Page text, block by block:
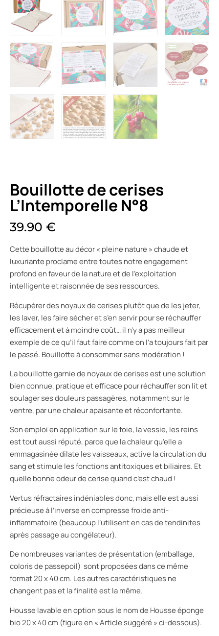
Bouillotte de cerises
L’Intemporelle N°8
39.90 €
Cette bouillotte au décor « pleine nature » chaude et
luxuriante proclame entre toutes notre engagement
profond en faveur de la nature et de l’exploitation
intelligente et raisonnée de ses ressources.
Récupérer des noyaux de cerises plutôt que de les jeter,
les laver, les faire sécher et s’en servir pour se réchauffer
efficacement et à moindre coût… il n’y a pas meilleur
exemple de ce qu’il faut faire comme on l’a toujours fait par
le passé. Bouillotte à consommer sans modération !
La bouillotte garnie de noyaux de cerises est une solution
bien connue, pratique et efficace pour réchauffer son lit et
soulager ses douleurs passagères, notamment sur le
ventre, par une chaleur apaisante et réconfortante.
Son emploi en application sur le foie, la vessie, les reins
est tout aussi réputé, parce que la chaleur qu’elle a
emmagasinée dilate les vaisseaux, active la circulation du
sang et stimule les fonctions antitoxiques et biliaires. Et
quelle bonne odeur de cerise quand c’est chaud !
Vertus réfractaires indéniables donc, mais elle est aussi
précieuse à l’inverse en compresse froide anti-
inflammatoire (beaucoup l’utilisent en cas de tendinites
après passage au congélateur).
De nombreuses variantes de présentation (emballage,
coloris de passepoil) sont proposées dans ce même
format 20 x 40 cm. Les autres caractéristiques ne
changent pas et la finalité est la même.
Housse lavable en option sous le nom de Housse éponge
bio 20 x 40 cm (figure en « Article suggéré » ci-dessous).